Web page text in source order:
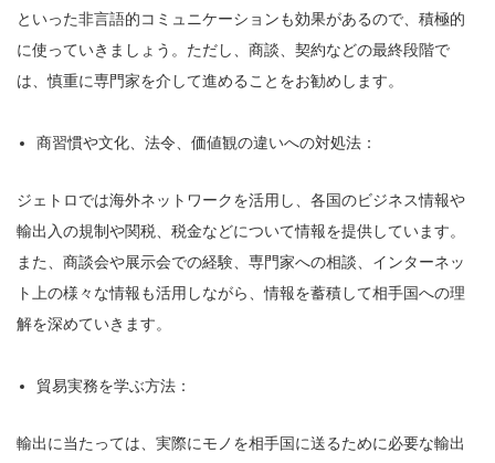
といった非言語的コミュニケーションも効果があるので、積極的
に使っていきましょう。ただし、商談、契約などの最終段階で
は、慎重に専門家を介して進めることをお勧めします。
商習慣や文化、法令、価値観の違いへの対処法：
ジェトロでは海外ネットワークを活用し、各国のビジネス情報や
輸出入の規制や関税、税金などについて情報を提供しています。
また、商談会や展示会での経験、専門家への相談、インターネッ
ト上の様々な情報も活用しながら、情報を蓄積して相手国への理
解を深めていきます。
貿易実務を学ぶ方法：
輸出に当たっては、実際にモノを相手国に送るために必要な輸出